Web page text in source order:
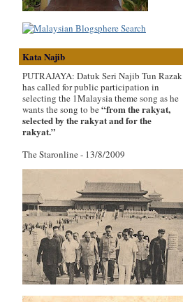
Kata Najib
PUTRAJAYA: Datuk Seri Najib Tun Razak
has called for public participation in
selecting the 1Malaysia theme song as he
wants the song to be“from the rakyat,
selected by the rakyat and for the
rakyat.”
The Staronline - 13/8/2009